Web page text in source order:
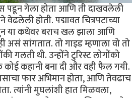
पडून गेला होता आणि ती दाखवलेली
होती. पद्मावत चित्रपटाच्या
या कथेवर बराच खल झाला आणि
सांगतात. तो गाइड म्हणाला वो तो
गलती थी. उन्होंने टुरिस्ट लोगोंको
कहानी बना दी और वही फैल गयी.
फार अभिमान होता, आणि तेवढाच
त्यांनी मुघलांशी हात मिळवला,